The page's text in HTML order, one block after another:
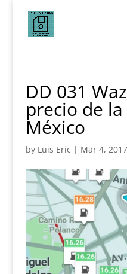
DD 031
precio de
México
by Luis Eric | Mar 4, 2017